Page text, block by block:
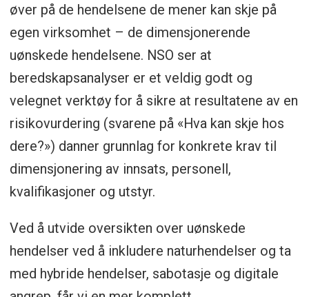
øver på de hendelsene de mener kan skje på
egen virksomhet – de dimensjonerende
uønskede hendelsene. NSO ser at
beredskapsanalyser er et veldig godt og
velegnet verktøy for å sikre at resultatene av en
risikovurdering (svarene på «Hva kan skje hos
dere?») danner grunnlag for konkrete krav til
dimensjonering av innsats, personell,
kvalifikasjoner og utstyr.
Ved å utvide oversikten over uønskede
hendelser ved å inkludere naturhendelser og ta
med hybride hendelser, sabotasje og digitale